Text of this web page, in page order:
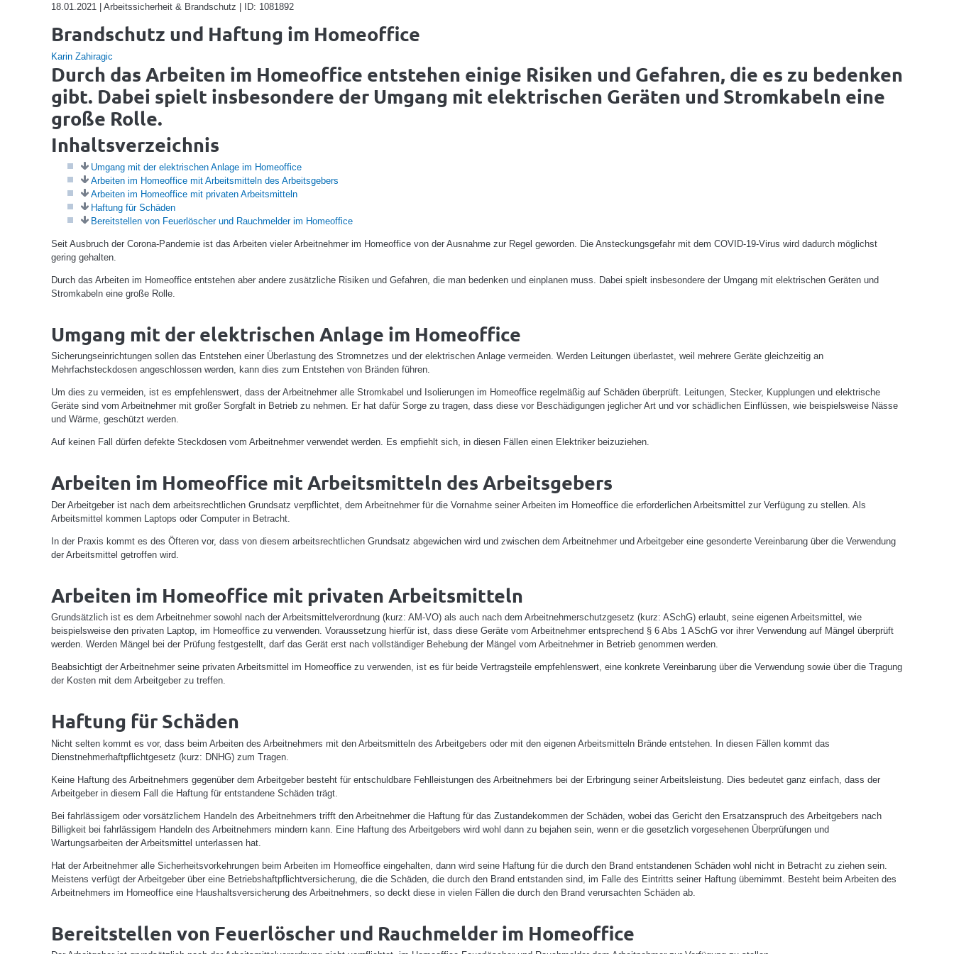
18.01.2021 | Arbeitssicherheit & Brandschutz | ID: 1081892
Brandschutz und Haftung im Homeoffice
Karin Zahiragic
Durch das Arbeiten im Homeoffice entstehen einige Risiken und Gefahren, die es zu bedenken
gibt. Dabei spielt insbesondere der Umgang mit elektrischen Geräten und Stromkabeln eine
große Rolle.
Inhaltsverzeichnis
Umgang mit der elektrischen Anlage im Homeoffice
Arbeiten im Homeoffice mit Arbeitsmitteln des Arbeitsgebers
Arbeiten im Homeoffice mit privaten Arbeitsmitteln
Haftung für Schäden
Bereitstellen von Feuerlöscher und Rauchmelder im Homeoffice
Seit Ausbruch der Corona-Pandemie ist das Arbeiten vieler Arbeitnehmer im Homeoffice von der Ausnahme zur Regel geworden. Die Ansteckungsgefahr mit dem COVID-19-Virus wird dadurch möglichst
gering gehalten.
Durch das Arbeiten im Homeoffice entstehen aber andere zusätzliche Risiken und Gefahren, die man bedenken und einplanen muss. Dabei spielt insbesondere der Umgang mit elektrischen Geräten und
Stromkabeln eine große Rolle.
Umgang mit der elektrischen Anlage im Homeoffice
Sicherungseinrichtungen sollen das Entstehen einer Überlastung des Stromnetzes und der elektrischen Anlage vermeiden. Werden Leitungen überlastet, weil mehrere Geräte gleichzeitig an
Mehrfachsteckdosen angeschlossen werden, kann dies zum Entstehen von Bränden führen.
Um dies zu vermeiden, ist es empfehlenswert, dass der Arbeitnehmer alle Stromkabel und Isolierungen im Homeoffice regelmäßig auf Schäden überprüft. Leitungen, Stecker, Kupplungen und elektrische
Geräte sind vom Arbeitnehmer mit großer Sorgfalt in Betrieb zu nehmen. Er hat dafür Sorge zu tragen, dass diese vor Beschädigungen jeglicher Art und vor schädlichen Einflüssen, wie beispielsweise Nässe
und Wärme, geschützt werden.
Auf keinen Fall dürfen defekte Steckdosen vom Arbeitnehmer verwendet werden. Es empfiehlt sich, in diesen Fällen einen Elektriker beizuziehen.
Arbeiten im Homeoffice mit Arbeitsmitteln des Arbeitsgebers
Der Arbeitgeber ist nach dem arbeitsrechtlichen Grundsatz verpflichtet, dem Arbeitnehmer für die Vornahme seiner Arbeiten im Homeoffice die erforderlichen Arbeitsmittel zur Verfügung zu stellen. Als
Arbeitsmittel kommen Laptops oder Computer in Betracht.
In der Praxis kommt es des Öfteren vor, dass von diesem arbeitsrechtlichen Grundsatz abgewichen wird und zwischen dem Arbeitnehmer und Arbeitgeber eine gesonderte Vereinbarung über die Verwendung
der Arbeitsmittel getroffen wird.
Arbeiten im Homeoffice mit privaten Arbeitsmitteln
Grundsätzlich ist es dem Arbeitnehmer sowohl nach der Arbeitsmittelverordnung (kurz: AM-VO) als auch nach dem Arbeitnehmerschutzgesetz (kurz: ASchG) erlaubt, seine eigenen Arbeitsmittel, wie
beispielsweise den privaten Laptop, im Homeoffice zu verwenden. Voraussetzung hierfür ist, dass diese Geräte vom Arbeitnehmer entsprechend § 6 Abs 1 ASchG vor ihrer Verwendung auf Mängel überprüft
werden. Werden Mängel bei der Prüfung festgestellt, darf das Gerät erst nach vollständiger Behebung der Mängel vom Arbeitnehmer in Betrieb genommen werden.
Beabsichtigt der Arbeitnehmer seine privaten Arbeitsmittel im Homeoffice zu verwenden, ist es für beide Vertragsteile empfehlenswert, eine konkrete Vereinbarung über die Verwendung sowie über die Tragung
der Kosten mit dem Arbeitgeber zu treffen.
Haftung für Schäden
Nicht selten kommt es vor, dass beim Arbeiten des Arbeitnehmers mit den Arbeitsmitteln des Arbeitgebers oder mit den eigenen Arbeitsmitteln Brände entstehen. In diesen Fällen kommt das
Dienstnehmerhaftpflichtgesetz (kurz: DNHG) zum Tragen.
Keine Haftung des Arbeitnehmers gegenüber dem Arbeitgeber besteht für entschuldbare Fehlleistungen des Arbeitnehmers bei der Erbringung seiner Arbeitsleistung. Dies bedeutet ganz einfach, dass der
Arbeitgeber in diesem Fall die Haftung für entstandene Schäden trägt.
Bei fahrlässigem oder vorsätzlichem Handeln des Arbeitnehmers trifft den Arbeitnehmer die Haftung für das Zustandekommen der Schäden, wobei das Gericht den Ersatzanspruch des Arbeitgebers nach
Billigkeit bei fahrlässigem Handeln des Arbeitnehmers mindern kann. Eine Haftung des Arbeitgebers wird wohl dann zu bejahen sein, wenn er die gesetzlich vorgesehenen Überprüfungen und
Wartungsarbeiten der Arbeitsmittel unterlassen hat.
Hat der Arbeitnehmer alle Sicherheitsvorkehrungen beim Arbeiten im Homeoffice eingehalten, dann wird seine Haftung für die durch den Brand entstandenen Schäden wohl nicht in Betracht zu ziehen sein.
Meistens verfügt der Arbeitgeber über eine Betriebshaftpflichtversicherung, die die Schäden, die durch den Brand entstanden sind, im Falle des Eintritts seiner Haftung übernimmt. Besteht beim Arbeiten des
Arbeitnehmers im Homeoffice eine Haushaltsversicherung des Arbeitnehmers, so deckt diese in vielen Fällen die durch den Brand verursachten Schäden ab.
Bereitstellen von Feuerlöscher und Rauchmelder im Homeoffice